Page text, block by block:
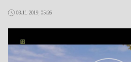
03.11.2019, 05:26